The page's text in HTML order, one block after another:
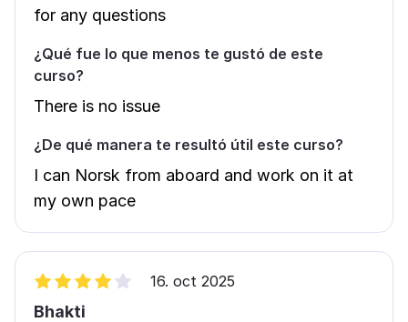
for any questions
¿Qué fue lo que menos te gustó de este
curso?
There is no issue
¿De qué manera te resultó útil este curso?
I can Norsk from aboard and work on it at
my own pace
16. oct 2025
Bhakti